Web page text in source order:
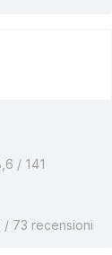
/ 141
/ 73 recensioni